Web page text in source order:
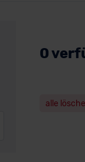
0
alle